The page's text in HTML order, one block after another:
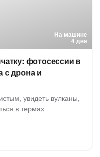
На машине
4 дня
фотосессии в
с дрона и
увидеть вулканы,
в термах